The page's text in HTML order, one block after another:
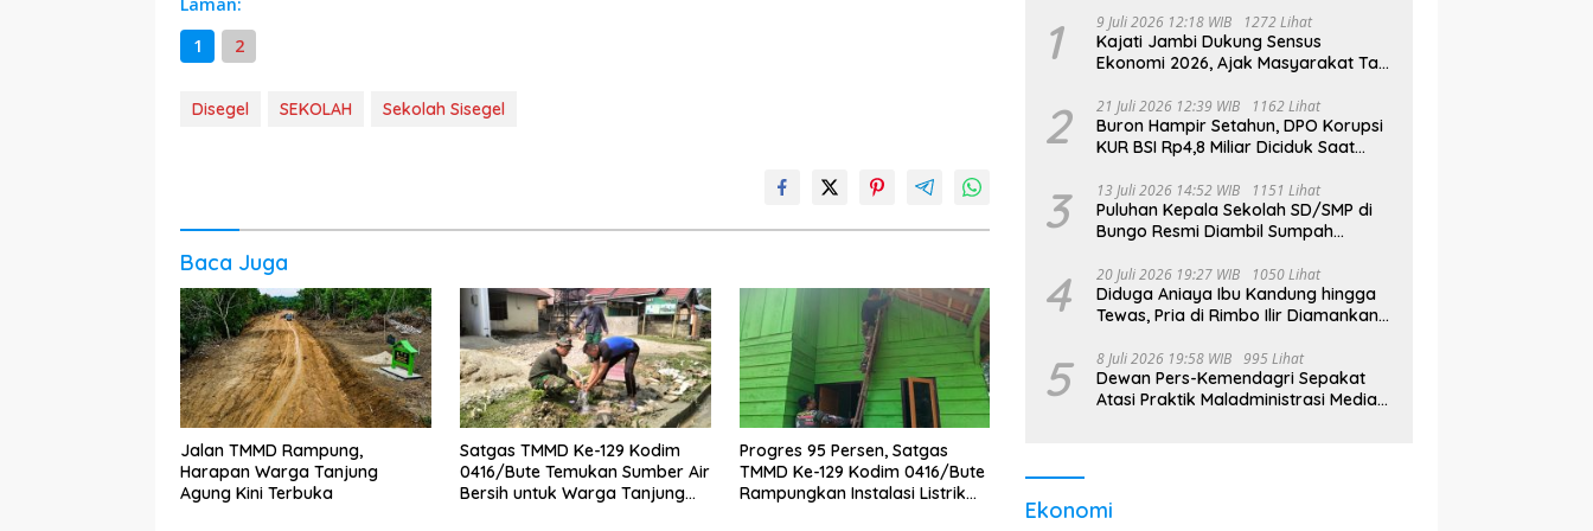
1
2
Disegel SEKOLAH Sekolah Sisegel
Baca Juga
Jalan TMMD Rampung,
Harapan Warga Tanjung
Agung Kini Terbuka
Satgas TMMD Ke-129 Kodim
0416/Bute Temukan Sumber Air
Bersih untuk Warga Tanjung
Progres 95 Persen, Satgas
TMMD Ke-129 Kodim 0416/Bute
Rampungkan Instalasi Listrik
1 9 Juli 2026 12:18 WIB 1272 Lihat
Kajati Jambi Dukung Sensus
Ekonomi 2026, Ajak Masyarakat Tak
2 21 Juli 2026 12:39 WIB 1162 Lihat
Buron Hampir Setahun, DPO Korupsi
KUR BSI Rp4,8 Miliar Diciduk Saat
3 13 Juli 2026 14:52 WIB 1151 Lihat
Puluhan Kepala Sekolah SD/SMP di
Bungo Resmi Diambil Sumpah
4 20 Juli 2026 19:27 WIB 1050 Lihat
Diduga Aniaya Ibu Kandung hingga
Tewas, Pria di Rimbo Ilir Diamankan
5 8 Juli 2026 19:58 WIB 995 Lihat
Dewan Pers-Kemendagri Sepakat
Atasi Praktik Maladministrasi Media
Ekonomi